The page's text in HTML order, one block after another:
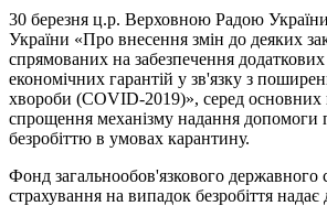
30 березня ц.р. Верховною Радою
України «Про внесення змін до деяких
спрямованих на забезпечення додаткових
економічних гарантій у зв'язку з
хвороби (COVID-2019)», серед основних
спрощення механізму надання допомоги
безробіттю в умовах карантину.
Фонд загальнообов'язкового державного
страхування на випадок безробіття